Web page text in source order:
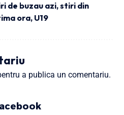
de buzau azi,stiri din
ora, U19
a publica un comentariu.